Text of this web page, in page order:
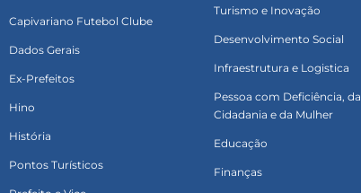
Capivariano Futebol Clube
Dados Gerais
Ex-Prefeitos
Hino
História
Pontos Turísticos
Turismo e Inovação
Desenvolvimento Social
Infraestrutura e Logistica
Pessoa com Deficiência, da
Cidadania e da Mulher
Educação
Finanças